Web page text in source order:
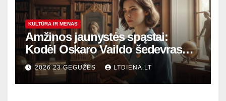
KULTŪRA IR MENAS
Amžinos jaunystės spąstai:
Kodėl Oskaro Vaildo šedevras
šiandien aktualesnis nei bet
kada?
2026 23 GEGUŽĖS LTDIENA.LT